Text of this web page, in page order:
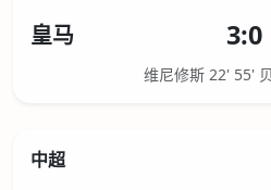
皇马 3:0
维尼修斯 22' 55'
中超